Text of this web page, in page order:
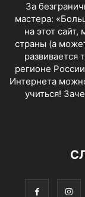
За
мастера:
на этот
страны (а
развивается
регионе
Интернета
учиться!